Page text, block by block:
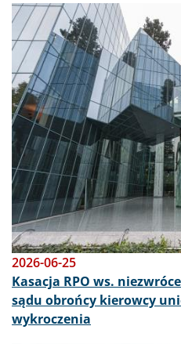
Obraz
2026-06-25
Kasacja RPO ws.
sądu obrońcy kierowcy
wykroczenia